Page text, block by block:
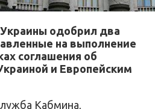
одобрил два
на выполнение
соглашения об
и Европейским
Кабмина,